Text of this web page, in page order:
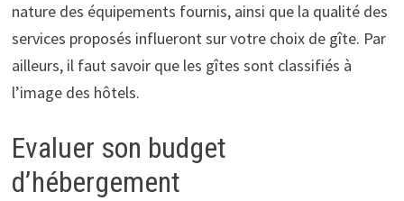
nature des équipements fournis, ainsi que la qualité des
services proposés influeront sur votre choix de gîte. Par
ailleurs, il faut savoir que les gîtes sont classifiés à
l’image des hôtels.
Evaluer son budget
d’hébergement